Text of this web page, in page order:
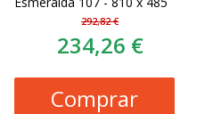
292,82 €
234,26 €
Comprar